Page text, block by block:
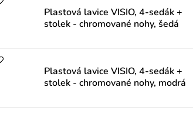
Plastová lavice VISIO, 4-sedák +
stolek - chromované nohy, šedá
Plastová lavice VISIO, 4-sedák +
stolek - chromované nohy, modrá